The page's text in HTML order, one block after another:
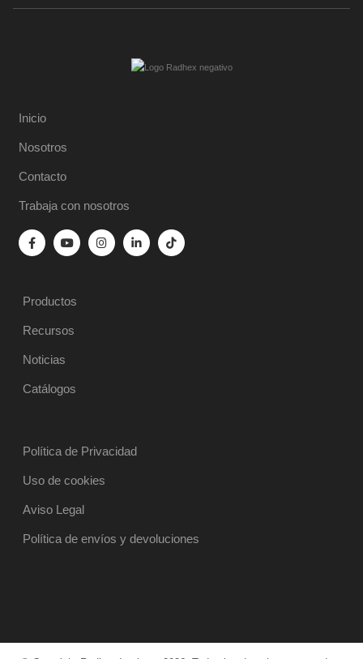
Inicio
Nosotros
Contacto
Trabaja con nosotros
Productos
Recursos
Noticias
Catálogos
Política de Privacidad
Uso de cookies
Aviso Legal
Política de envíos y devoluciones